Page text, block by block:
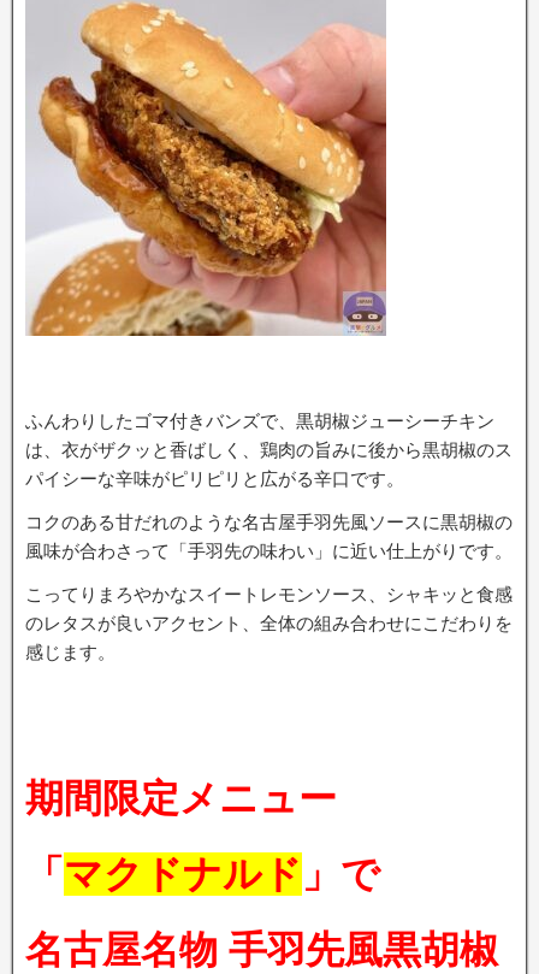
ふんわりしたゴマ付きバンズで、黒胡椒ジューシーチキン
は、衣がザクッと香ばしく、鶏肉の旨みに後から黒胡椒のス
パイシーな辛味がピリピリと広がる辛口です。
コクのある甘だれのような名古屋手羽先風ソースに黒胡椒の
風味が合わさって「手羽先の味わい」に近い仕上がりです。
こってりまろやかなスイートレモンソース、シャキッと食感
のレタスが良いアクセント、全体の組み合わせにこだわりを
感じます。
期間限定メニュー
「 マクドナルド 」で
名古屋名物 手羽先風黒胡椒